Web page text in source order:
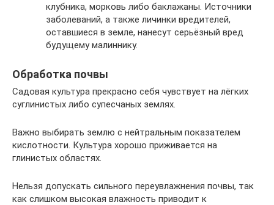
клубника, морковь либо баклажаны. Источники
заболеваний, а также личинки вредителей,
оставшиеся в земле, нанесут серьёзный вред
будущему малиннику.
Обработка почвы
Садовая культура прекрасно себя чувствует на лёгких
суглинистых либо супесчаных землях.
Важно выбирать землю с нейтральным показателем
кислотности. Культура хорошо приживается на
глинистых областях.
Нельзя допускать сильного переувлажнения почвы, так
как слишком высокая влажность приводит к